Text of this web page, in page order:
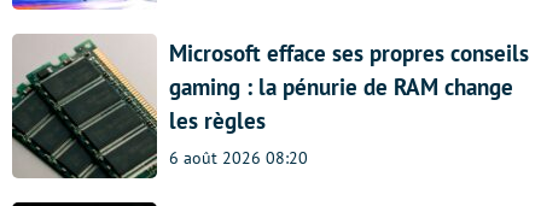
Microsoft efface ses propres conseils
gaming : la pénurie de RAM change
les règles
6 août 2026 08:20